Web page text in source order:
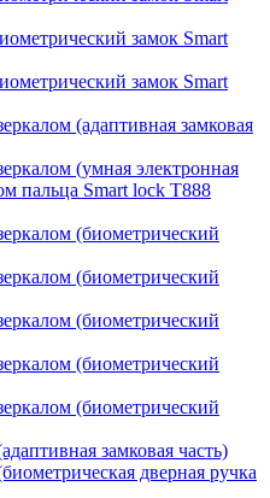
замок Smart
замок Smart
(адаптивная замковая
(умная электронная
пальца Smart lock T888
(биометрический
(биометрический
(биометрический
(биометрический
(биометрический
замковая часть)
дверная ручка